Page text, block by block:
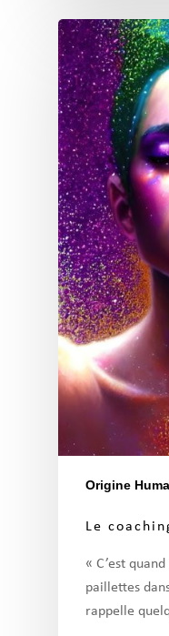
Origine
Le
« C’est
paillettes
rappelle